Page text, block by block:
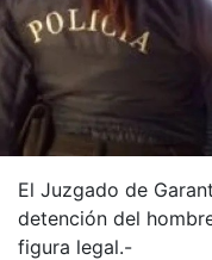
El Juzgado de
detención del
figura legal.-